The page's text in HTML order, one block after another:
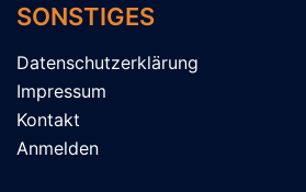
SONSTIGES
Datenschutzerklärung
Impressum
Kontakt
Anmelden